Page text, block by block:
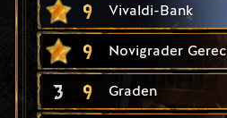
9 Vivaldi-Bank
9 Novigrader
3 9 Graden